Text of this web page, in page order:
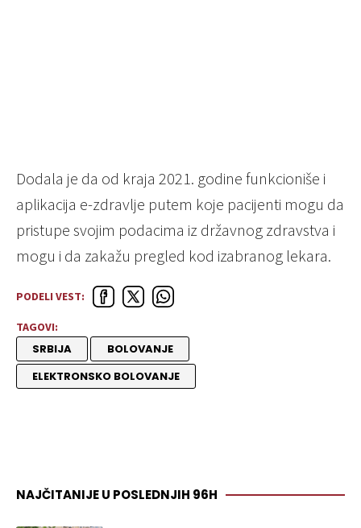
Dodala je da od kraja 2021. godine funkcioniše i
aplikacija e-zdravlje putem koje pacijenti mogu da
pristupe svojim podacima iz državnog zdravstva i
mogu i da zakažu pregled kod izabranog lekara.
PODELI VEST:
TAGOVI:
SRBIJA
BOLOVANJE
ELEKTRONSKO BOLOVANJE
NAJČITANIJE U POSLEDNJIH 96H